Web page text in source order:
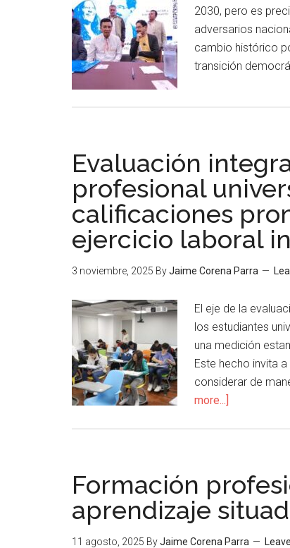
2030, pero es
adversarios
cambio histórico
transición
Evaluación
profesional
calificaciones
ejercicio laboral
3 noviembre, 2025 ByJaime Corena Parra
El eje de la
los estudiantes
una medición
Este hecho invita
considerar de
more...]
Formación
aprendizaje
11 agosto, 2025 ByJaime Corena Parra